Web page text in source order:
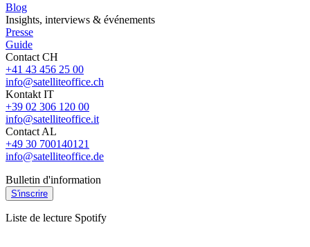
Blog
Insights, interviews & événements
Presse
Guide
Contact CH
+41 43 456 25 00
info@satelliteoffice.ch
Kontakt IT
+39 02 306 120 00
info@satelliteoffice.it
Contact AL
+49 30 700140121
info@satelliteoffice.de
Bulletin d'information
S'inscrire
Liste de lecture Spotify